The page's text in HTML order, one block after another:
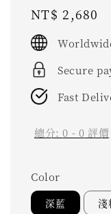
Regular
price
NT$ 2,680
Secure
Fast
總分:0 - 0 評價
Color
深藍 淺